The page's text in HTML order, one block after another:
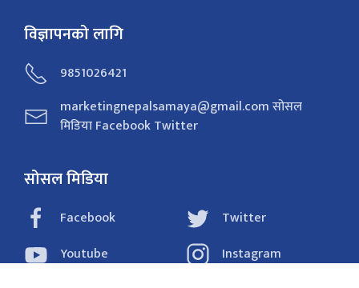
विज्ञापनको लागि
9851026421
marketingnepalsamaya@gmail.com सोसल
मिडिया Facebook Twitter
सोसल मिडिया
Facebook
Twitter
Youtube
Instagram